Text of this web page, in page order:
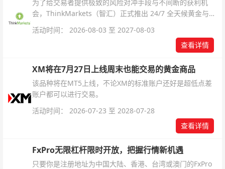
为了给交易者提供极致的风险对冲手段与不间断的获利机
会，ThinkMarkets（智汇）正式推出 24/7 全天候黄金与白
杆配置、支持软件及交易细则。
活动时间： 2026-08-03 至 2027-08-03
查看详情
XM将在7月27日上线周末也能交易的黄金商品
该品种将在MT5上线，不论XM的标准账户还好是超低点差
账户都可以进行交易。
活动时间： 2026-07-23 至 2028-07-28
查看详情
FxPro无限杠杆限时开放，把握行情新机遇
只要你是注册地址为中国大陆、香港、台湾或澳门的FxPro